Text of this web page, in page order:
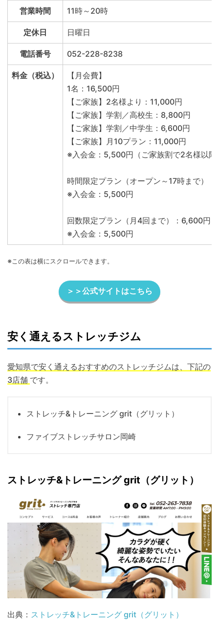
営業時間 11時～20時
定休日 日曜日
電話番号 052-228-8238
料金（税込）
【月会費】
1名：16,500円
【ご家族】2名様より：11,000円
【ご家族】学割／高校生：8,800円
【ご家族】学割／中学生：6,600円
【ご家族】月10プラン：11,000円
※入会金：5,500円（ご家族割で2名様以
時間限定プラン（オープン～17時まで）：
※入会金：5,500円
回数限定プラン（月4回まで）：6,600円
※入会金：5,500円
※この表は横にスクロールできます。
＞＞公式サイトはこちら
安く通えるストレッチジム
愛知県で安く通えるおすすめのストレッチジムは、下記の
3店舗 です。
ストレッチ&トレーニング grit（グリット）
ファイブストレッチサロン岡崎
ストレッチ&トレーニング grit（グリット）
出典： ストレッチ&トレーニング grit（グリット）